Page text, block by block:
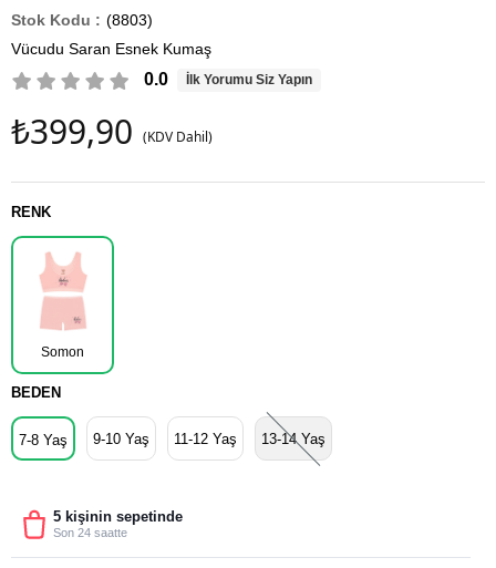
(8803)
Vücudu Saran Esnek Kumaş
0.0 İlk Yorumu Siz Yapın
₺399,90 (KDV Dahil)
RENK
Somon
BEDEN
7-8 Yaş 9-10 Yaş 11-12 Yaş 13-14 Yaş
5 kişinin sepetinde
Son 24 saatte